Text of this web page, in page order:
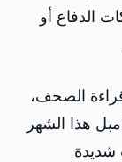
الدفاع أو
الصحف،
هذا الشهر
شديدة